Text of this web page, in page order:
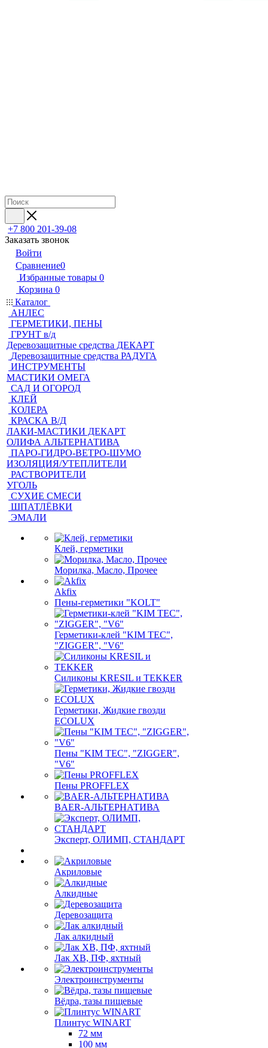
+7 800 201-39-08
Заказать звонок
Войти
Сравнение0
Избранные товары 0
Корзина 0
Каталог
АНЛЕС
ГЕРМЕТИКИ, ПЕНЫ
ГРУНТ в/д
Деревозащитные средства ДЕКАРТ
Деревозащитные средства РАДУГА
ИНСТРУМЕНТЫ
МАСТИКИ ОМЕГА
САД И ОГОРОД
КЛЕЙ
КОЛЕРА
КРАСКА В/Д
ЛАКИ-МАСТИКИ ДЕКАРТ
ОЛИФА АЛЬТЕРНАТИВА
ПАРО-ГИДРО-ВЕТРО-ШУМО
ИЗОЛЯЦИЯ/УТЕПЛИТЕЛИ
РАСТВОРИТЕЛИ
УГОЛЬ
СУХИЕ СМЕСИ
ШПАТЛЁВКИ
ЭМАЛИ
Клей, герметики
Морилка, Масло, Прочее
Akfix
Пены-герметики "KOLT"
Герметики-клей "KIM TEС",
"ZIGGER", "V6"
Силиконы KRESIL и TEKKER
Герметики, Жидкие гвозди
ECOLUX
Пены "KIM TEС", "ZIGGER",
"V6"
Пены PROFFLEX
BAER-АЛЬТЕРНАТИВА
Эксперт, ОЛИМП, СТАНДАРТ
Акриловые
Алкидные
Деревозащита
Лак алкидный
Лак ХВ, ПФ, яхтный
Электроинструменты
Вёдра, тазы пищевые
Плинтус WINART
72 мм
100 мм